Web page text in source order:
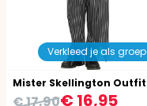
Verkleed je als groep
€ 16,95
€ 17,90